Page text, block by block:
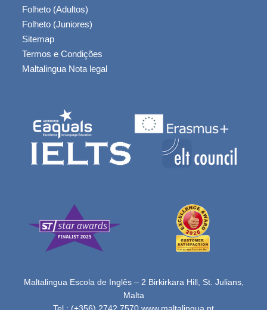
Folheto (Adultos)
Folheto (Juniores)
Sitemap
Termos e Condições
Maltalingua Nota legal
Maltalingua Escola de Inglês – 2 Birkirkara Hill, St. Julians,
Malta